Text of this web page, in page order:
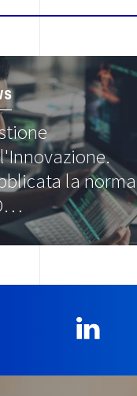
la norma